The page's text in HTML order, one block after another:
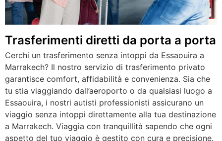
Trasferimenti diretti da porta a porta
Cerchi un trasferimento senza intoppi da Essaouira a
Marrakech? Il nostro servizio di trasferimento privato
garantisce comfort, affidabilità e convenienza. Sia che
tu stia viaggiando dall’aeroporto o da qualsiasi luogo a
Essaouira, i nostri autisti professionisti assicurano un
viaggio senza intoppi direttamente alla tua destinazione
a Marrakech. Viaggia con tranquillità sapendo che ogni
aspetto del tuo viaggio è gestito con cura e precisione.